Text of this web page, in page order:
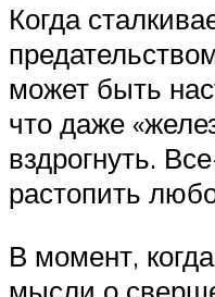
Когда
может быть
что даже
вздрогнуть.
растопить
В момент,